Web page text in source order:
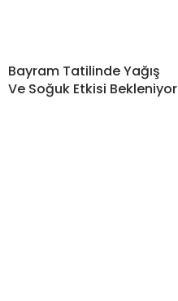
Bayram Tatilinde Yağış
Ve Soğuk Etkisi Bekleniyor